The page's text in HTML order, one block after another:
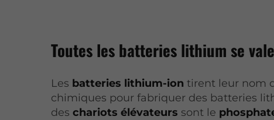
Toutes les batteries lithium se
Les batteries lithium-ion tirent leur nom
chimiques pour fabriquer des batteries
deschariots élévateurs sont le